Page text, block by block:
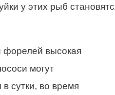
у этих рыб
форелей высокая
могут
сутки, во время